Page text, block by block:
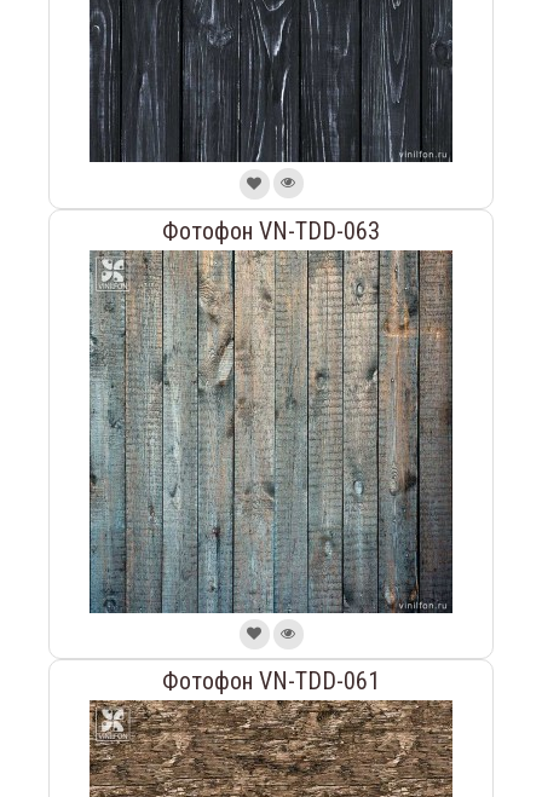
Фотофон VN-TDD-063
Фотофон VN-TDD-061